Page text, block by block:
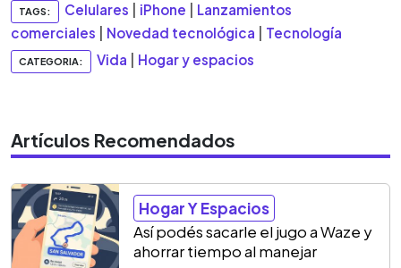
TAGS: Celulares iPhone
Lanzamientos
comerciales
Novedad tecnológica Tecnología
CATEGORIA: Vida Hogar y espacios
Artículos Recomendados
Hogar Y Espacios
Así podés sacarle el jugo a Waze y
ahorrar tiempo al manejar